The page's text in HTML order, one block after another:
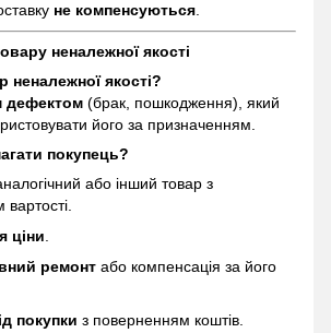
не компенсуються.
неналежної якості
неналежної якості?
дефектом (брак, пошкодження), який
його за призначенням.
покупець?
або інший товар з
ціни
ремонт або компенсація за його
покупки з поверненням коштів.